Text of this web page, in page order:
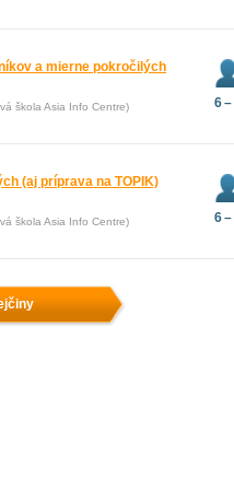
a mierne pokročilých
škola Asia Info Centre) 6 –
(aj príprava na TOPIK)
škola Asia Info Centre) 6 –